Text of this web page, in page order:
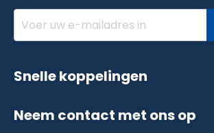
Snelle koppelingen
Neem contact met ons op